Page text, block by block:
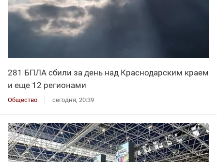
281 БПЛА сбили за день над Краснодарским краем
и еще 12 регионами
Общество сегодня, 20:39